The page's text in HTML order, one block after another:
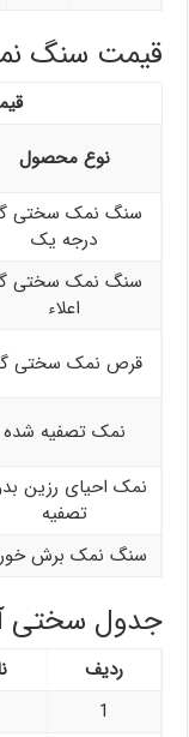
قیمت سنگ
نوع محصول
سنگ نمک سختی
درجه یک
سنگ نمک سختی
اعلاء
قرص نمک سختی
نمک تصفیه شده
نمک احیای رزین
تصفیه
سنگ نمک برش
جدول سختی
ردیف
1